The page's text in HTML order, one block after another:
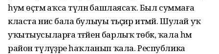
һум өҫтәмә аҡса түләнә башлаясаҡ. Был суммаға
класта нисә бала булыуы тәьҫир итмәй. Шулай уҡ
уҡытыусыларға тәғәйен барлыҡ төбәк, ҡала һәм
район түләүҙәре һаҡланып ҡала. Республика